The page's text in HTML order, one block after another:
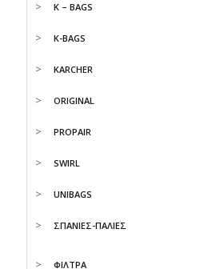
K – BAGS
K-BAGS
KARCHER
ORIGINAL
PROPAIR
SWIRL
UNIBAGS
ΣΠΑΝΙΕΣ-ΠΑΛΙΕΣ
ΦΙΛΤΡΑ